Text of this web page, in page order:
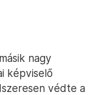
2024. július
egykori főnöke,